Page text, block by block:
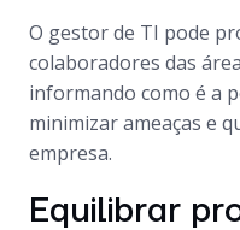
O gestor de TI pode
colaboradores das
informando como é a
minimizar ameaças e
empresa.
Equilibrar